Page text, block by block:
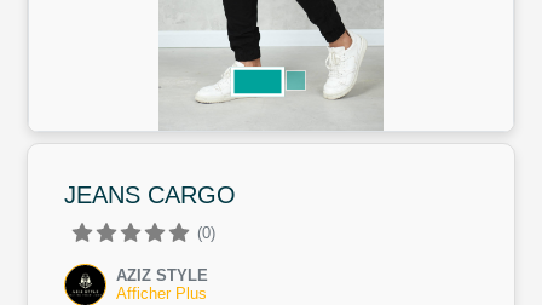
JEANS CARGO
(0)
AZIZ STYLE
Afficher Plus